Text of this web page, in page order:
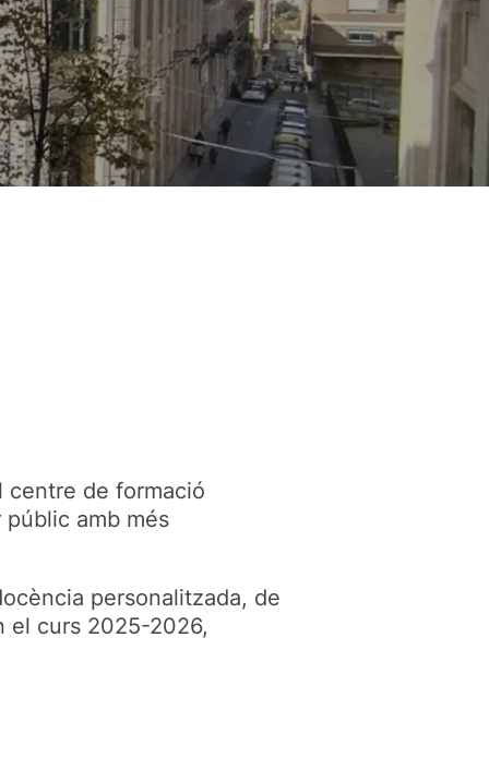
centre de formació
amb més
personalitzada, de
el curs 2025-2026,